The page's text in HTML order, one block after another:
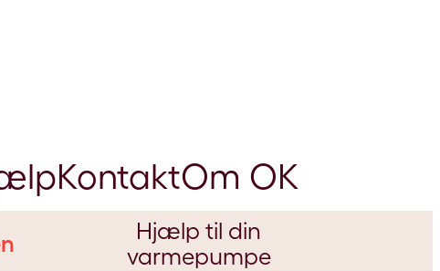
KontaktOm OK
Hjælp til din
varmepumpe